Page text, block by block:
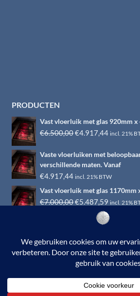
PRODUCTEN
Vast vloerluik met glas 920mm x
€6.500,00Oorspronkelijke
was:
€6.500,00.
€4.917,44Huidige
is:
€4.917,44.
incl. 21%
Vaste vloerluiken met
verschillende maten. Vanaf
€4.917,44 incl. 21% BTW
Vast vloerluik met glas 1170mm
€7.000,00Oorspronkelijke
€5.487,59 Huidige
prijs
is:
incl. 21%
© 2026 RVS-woonwinkel.nl is een
BTW nr. NL002145483B31 | KvKnr.
RABO 010.12.95.251 | Web